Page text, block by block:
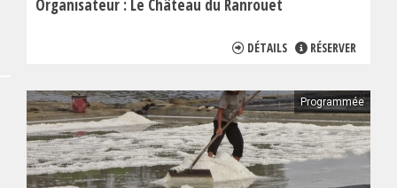
Organisateur : Le Château du Ranrouët
DÉTAILS RÉSERVER
Programmée